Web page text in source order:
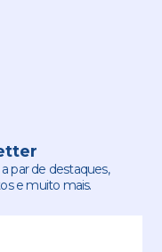
par de destaques,
e muito mais.